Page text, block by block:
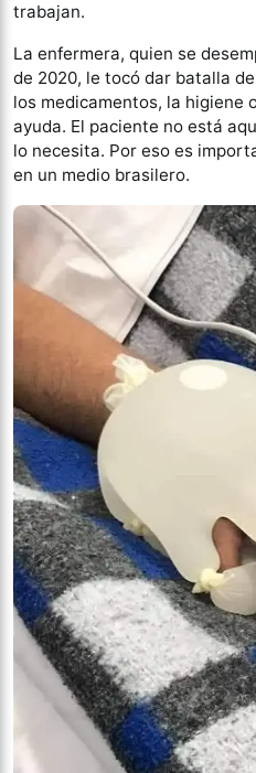
trabajan.
La enfermera, quien se
de 2020, le tocó dar batalla
los medicamentos, la higiene
ayuda. El paciente no está
lo necesita. Por eso es
en un medio brasilero.